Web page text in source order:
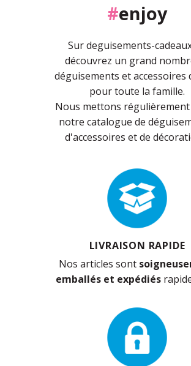
#enjoy
Sur deguisements-
découvrez un grand
déguisements et accessoires
pour toute la famille.
Nous mettons
notre catalogue de
d'accessoires et de
LIVRAISON RAPIDE
Nos articles sont
emballés et expédiés